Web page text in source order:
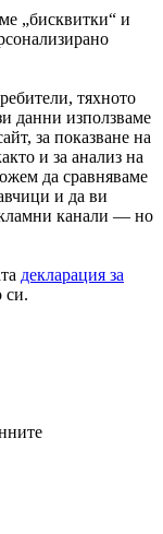
„бисквитки“ и
тяхното
данни използваме
за показване на
и за анализ на
да сравняваме
и да ви
канали — но
декларация за
си.